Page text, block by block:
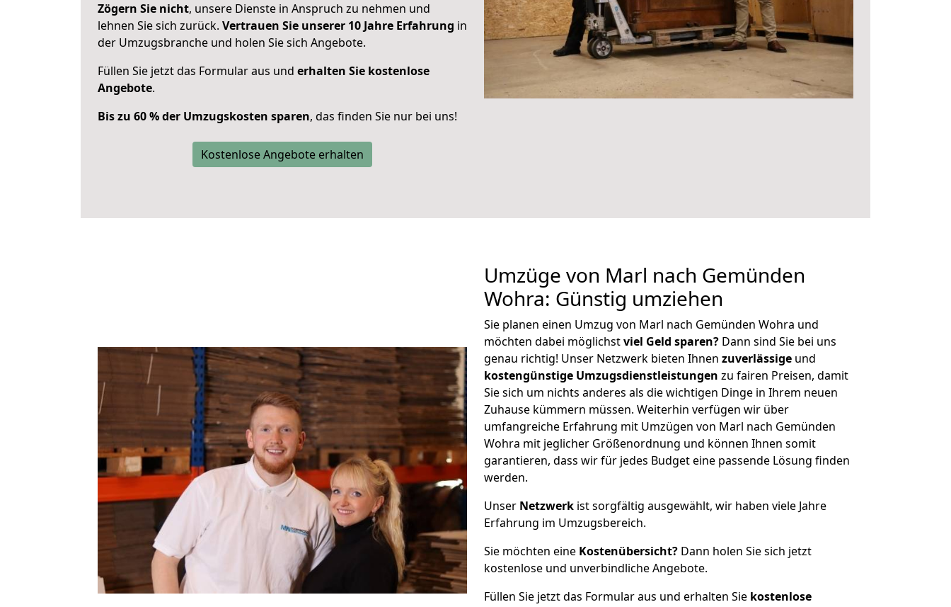
Zögern Sie nicht, unsere Dienste in Anspruch zu nehmen und
lehnen Sie sich zurück. Vertrauen Sie unserer 10 Jahre Erfahrung in
der Umzugsbranche und holen Sie sich Angebote.
Füllen Sie jetzt das Formular aus und erhalten Sie kostenlose
Angebote.
Bis zu 60 % der Umzugskosten sparen, das finden Sie nur bei uns!
Kostenlose Angebote erhalten
Umzüge von Marl nach Gemünden
Wohra: Günstig umziehen
Sie planen einen Umzug von Marl nach Gemünden Wohra und
möchten dabei möglichstviel Geld sparen? Dann sind Sie bei uns
genau richtig! Unser Netzwerk bieten Ihnen zuverlässige und
kostengünstige Umzugsdienstleistungen zu fairen Preisen, damit
Sie sich um nichts anderes als die wichtigen Dinge in Ihrem neuen
Zuhause kümmern müssen. Weiterhin verfügen wir über
umfangreiche Erfahrung mit Umzügen von Marl nach Gemünden
Wohra mit jeglicher Größenordnung und können Ihnen somit
garantieren, dass wir für jedes Budget eine passende Lösung finden
werden.
Unser Netzwerk ist sorgfältig ausgewählt, wir haben viele Jahre
Erfahrung im Umzugsbereich.
Sie möchten eine Kostenübersicht? Dann holen Sie sich jetzt
kostenlose und unverbindliche Angebote.
Füllen Sie jetzt das Formular aus und erhalten Sie kostenlose